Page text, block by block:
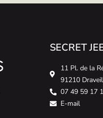
SECRET
11 Pl. de la
91210 Draveil
07 49 59 17
E-mail